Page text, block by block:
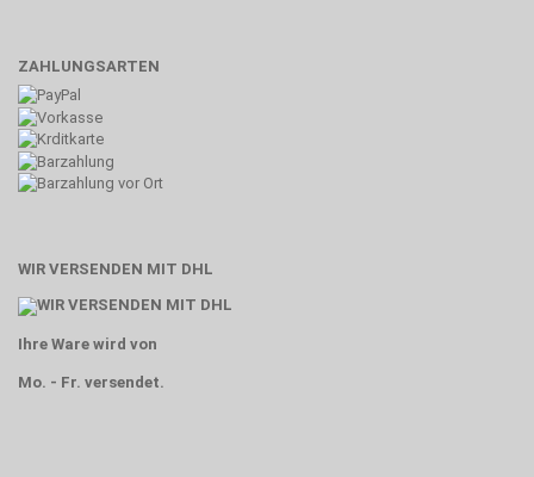
ZAHLUNGSARTEN
WIR VERSENDEN MIT DHL
Ihre Ware wird von
Mo. - Fr. versendet.